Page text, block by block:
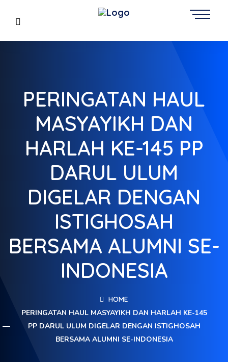
PERINGATAN HAUL
MASYAYIKH DAN
HARLAH KE-145 PP
DARUL ULUM
DIGELAR DENGAN
ISTIGHOSAH
BERSAMA ALUMNI SE-
INDONESIA
HOME
PERINGATAN HAUL MASYAYIKH DAN HARLAH KE-145
PP DARUL ULUM DIGELAR DENGAN ISTIGHOSAH
BERSAMA ALUMNI SE-INDONESIA